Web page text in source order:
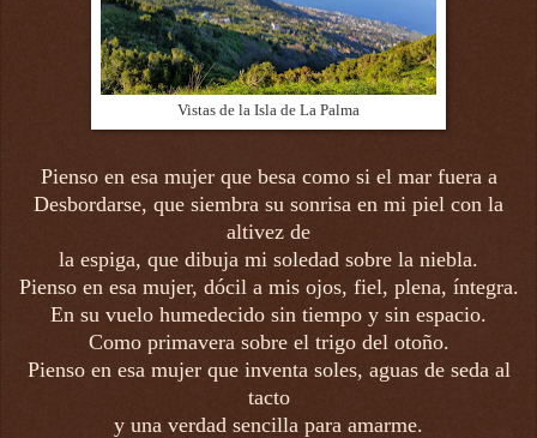
Vistas de la Isla de La Palma
Pienso en esa mujer que besa como si el mar fuera a
Desbordarse, que siembra su sonrisa en mi piel con la
altivez de
la espiga, que dibuja mi soledad sobre la niebla.
Pienso en esa mujer, dócil a mis ojos, fiel, plena, íntegra.
En su vuelo humedecido sin tiempo y sin espacio.
Como primavera sobre el trigo del otoño.
Pienso en esa mujer que inventa soles, aguas de seda al
tacto
y una verdad sencilla para amarme.